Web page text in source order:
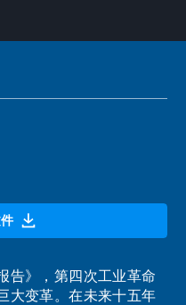
告》
，第四次工业革命
大变革。在未来十五年